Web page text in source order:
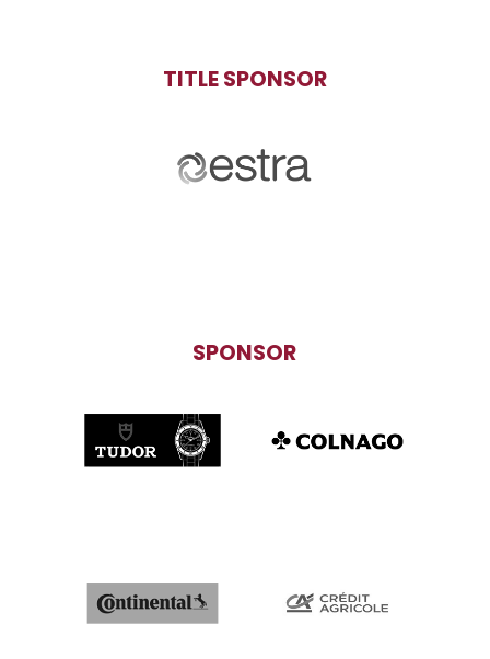
TITLE SPONSOR
SPONSOR